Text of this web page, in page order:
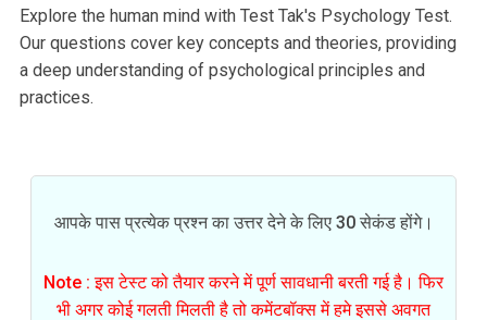
Explore the human mind with Test Tak's Psychology Test.
Our questions cover key concepts and theories, providing
a deep understanding of psychological principles and
practices.
आपके पास प्रत्येक प्रश्न का उत्तर देने के लिए 30 सेकंड होंगे।
Note : इस टेस्ट को तैयार करने में पूर्ण सावधानी बरती गई है। फिर
भी अगर कोई गलती मिलती है तो कमेंटबॉक्स में हमे इससे अवगत